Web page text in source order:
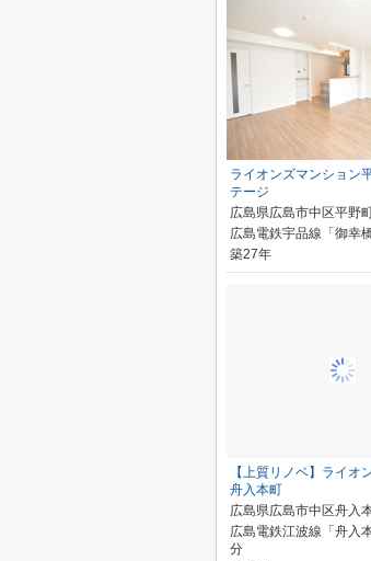
ライオンズマンション
テージ
広島県広島市中区平野
広島電鉄宇品線「御幸
築27年
【上質リノベ】ライオ
舟入本町
広島県広島市中区舟入
広島電鉄江波線「舟入
分